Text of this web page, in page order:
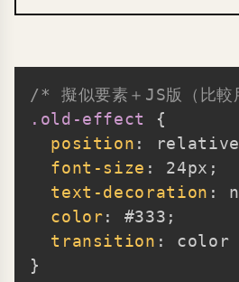
/* 擬似要素＋JS版（比
.old-effect
{
position : relative
font-size : 24px ;
text-decoration :
color: #333 ;
transition : color
}